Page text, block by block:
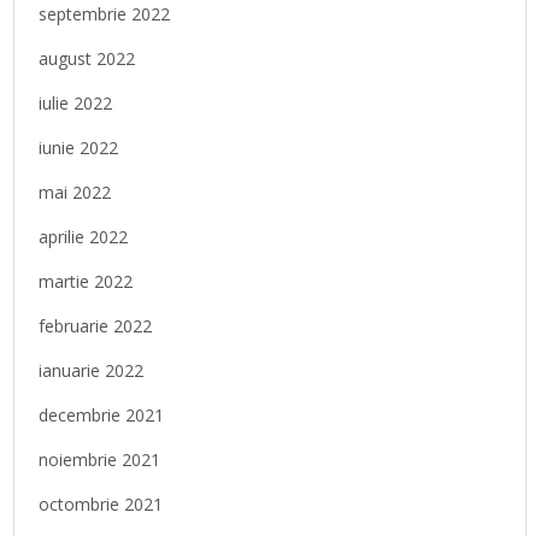
septembrie 2022
august 2022
iulie 2022
iunie 2022
mai 2022
aprilie 2022
martie 2022
februarie 2022
ianuarie 2022
decembrie 2021
noiembrie 2021
octombrie 2021